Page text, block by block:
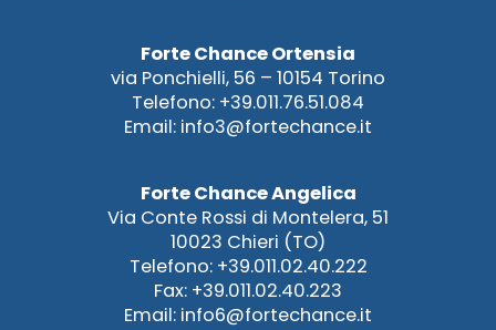
Forte Chance Ortensia
via Ponchielli, 56 – 10154 Torino
Telefono: +39.011.76.51.084
Email: info3@fortechance.it
Forte Chance Angelica
Via Conte Rossi di Montelera, 51
10023 Chieri (TO)
Telefono: +39.011.02.40.222
Fax: +39.011.02.40.223
Email: info6@fortechance.it